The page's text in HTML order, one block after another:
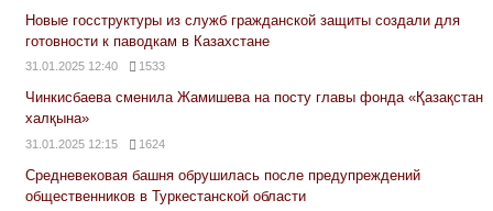
Новые госструктуры из служб гражданской защиты создали для
готовности к паводкам в Казахстане
31.01.2025 12:40 1533
Чинкисбаева сменила Жамишева на посту главы фонда «Қазақстан
халқына»
31.01.2025 12:15 1624
Средневековая башня обрушилась после предупреждений
общественников в Туркестанской области